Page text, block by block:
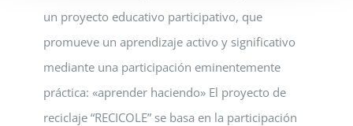
un proyecto educativo participativo, que
promueve un aprendizaje activo y significativo
mediante una participación eminentemente
práctica: «aprender haciendo» El proyecto de
reciclaje “RECICOLE” se basa en la participación